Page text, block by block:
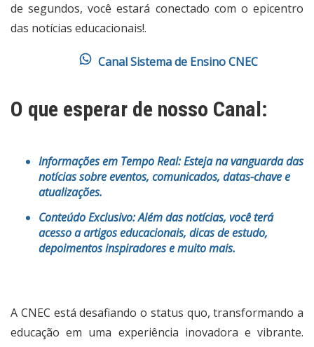
de segundos, você estará conectado com o epicentro
das notícias educacionais!.
Canal Sistema de Ensino CNEC
O que esperar de nosso Canal:
Informações em Tempo Real:Esteja na vanguarda das
notícias sobre eventos, comunicados, datas-chave e
atualizações.
Conteúdo Exclusivo:Além das notícias, você terá
acesso a artigos educacionais, dicas de estudo,
depoimentos inspiradores e muito mais.
A CNEC está desafiando o status quo, transformando a
educação em uma experiência inovadora e vibrante.